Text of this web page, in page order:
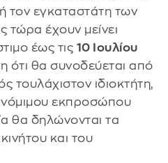
τον εγκαταστάτη των
έχουν μείνει
έως τις 10 Ιουλίου
ότι θα συνοδεύεται από
τουλάχιστον ιδιοκτήτη,
νόμιμου εκπροσώπου
θα δηλώνονται τα
και του